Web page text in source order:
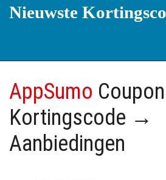
Nieuwste
AppSumo
Kortingscode →
Aanbiedingen